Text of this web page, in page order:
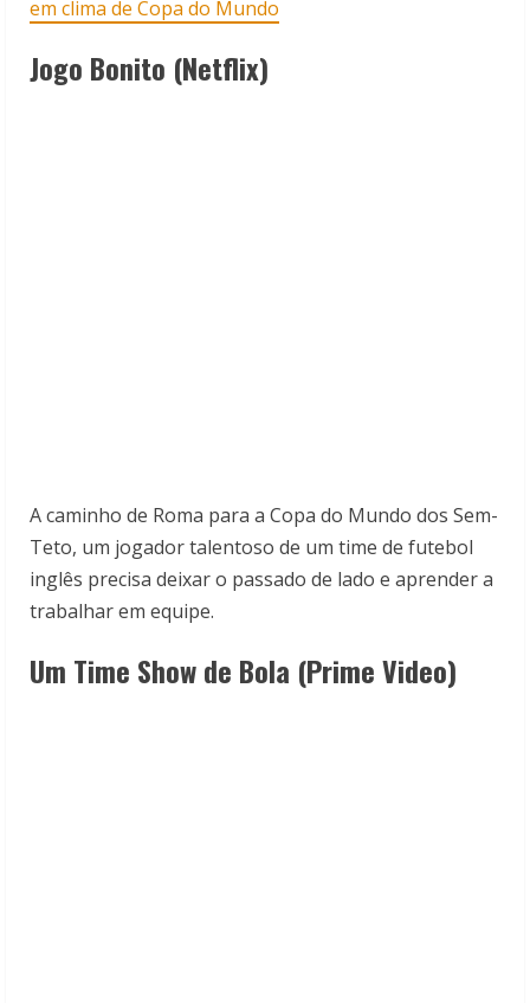
em clima de Copa do Mundo
Jogo Bonito (Netflix)
A caminho de Roma para a Copa do Mundo dos Sem-
Teto, um jogador talentoso de um time de futebol
inglês precisa deixar o passado de lado e aprender a
trabalhar em equipe.
Um Time Show de Bola (Prime Video)